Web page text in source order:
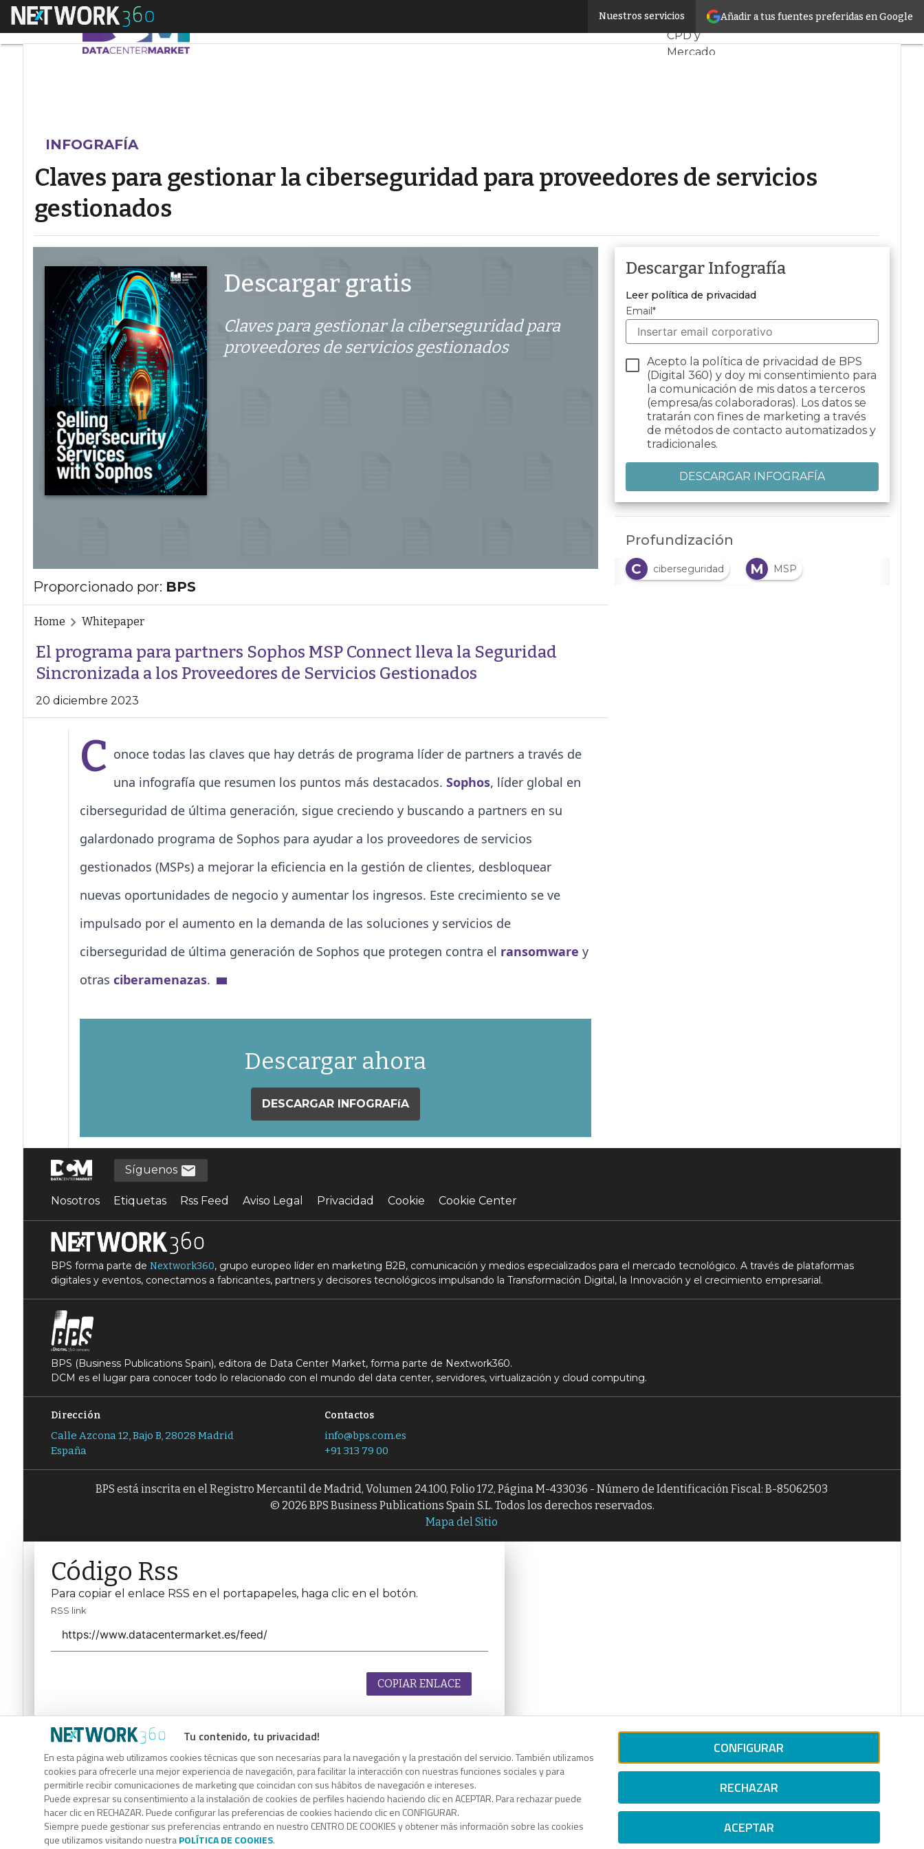
Añadir a tus fuentes preferidas en Google
Nuestros servicios
Menú Claves para gestionar la ciberseguridad para proveedores de servicios gestionadosServidores
CPD y
Mercado
Análisis
Centros de
Artificial
INFOGRAFÍA
Claves para gestionar la ciberseguridad para proveedores de servicios
gestionados
Descargar gratis
Claves para gestionar la ciberseguridad para
proveedores de servicios gestionados
Proporcionado por: BPS
Home Whitepaper
El programa para partners Sophos MSP Connect lleva la Seguridad
Sincronizada a los Proveedores de Servicios Gestionados
20 diciembre 2023
C onoce todas las claves que hay detrás de programa líder de partners a través de
una infografía que resumen los puntos más destacados. Sophos, líder global en
ciberseguridad de última generación, sigue creciendo y buscando a partners en su
galardonado programa de Sophos para ayudar a los proveedores de servicios
gestionados (MSPs) a mejorar la eficiencia en la gestión de clientes, desbloquear
nuevas oportunidades de negocio y aumentar los ingresos. Este crecimiento se ve
impulsado por el aumento en la demanda de las soluciones y servicios de
ciberseguridad de última generación de Sophos que protegen contra el ransomware y
otras ciberamenazas.
Descargar ahora
DESCARGAR INFOGRAFíA
Descargar Infografía
Leer política de privacidad
Email*
Acepto la política de privacidad de BPS
(Digital 360) y doy mi consentimiento para
la comunicación de mis datos a terceros
(empresa/as colaboradoras). Los datos se
tratarán con fines de marketing a través
de métodos de contacto automatizados y
tradicionales.
Profundización
C
ciberseguridad M MSP
Tu contenido, tu privacidad!
En esta página web utilizamos cookies técnicas que son necesarias para la navegación y la prestación del servicio. También utilizamos
cookies para ofrecerle una mejor experiencia de navegación, para facilitar la interacción con nuestras funciones sociales y para
permitirle recibir comunicaciones de marketing que coincidan con sus hábitos de navegación e intereses.
Puede expresar su consentimiento a la instalación de cookies de perfiles haciendo haciendo clic en ACEPTAR. Para rechazar puede
hacer clic en RECHAZAR. Puede configurar las preferencias de cookies haciendo clic en CONFIGURAR.
Siempre puede gestionar sus preferencias entrando en nuestro CENTRO DE COOKIES y obtener más información sobre las cookies
que utilizamos visitando nuestraPOLÍTICA DE COOKIES.
CONFIGURAR
RECHAZAR
ACEPTAR
Síguenos
Nosotros Etiquetas Rss Feed Aviso Legal Privacidad Cookie Cookie Center
BPS forma parte de Nextwork360, grupo europeo líder en marketing B2B, comunicación y medios especializados para el mercado tecnológico. A través de plataformas
digitales y eventos, conectamos a fabricantes, partners y decisores tecnológicos impulsando la Transformación Digital, la Innovación y el crecimiento empresarial.
BPS (Business Publications Spain), editora de Data Center Market, forma parte de Nextwork360.
DCM es el lugar para conocer todo lo relacionado con el mundo del data center, servidores, virtualización y cloud computing.
Dirección
Calle Azcona 12, Bajo B, 28028 Madrid
España
Contactos
info@bps.com.es
+91 313 79 00
BPS está inscrita en el Registro Mercantil de Madrid, Volumen 24.100, Folio 172, Página M-433036 - Número de Identificación Fiscal: B-85062503
© 2026 BPS Business Publications Spain S.L. Todos los derechos reservados.
Mapa del Sitio
Código Rss
Para copiar el enlace RSS en el portapapeles, haga clic en el botón.
RSS link
COPIAR ENLACE
Código Rss
Para copiar el enlace RSS en el portapapeles, haga clic en el botón.
RSS link